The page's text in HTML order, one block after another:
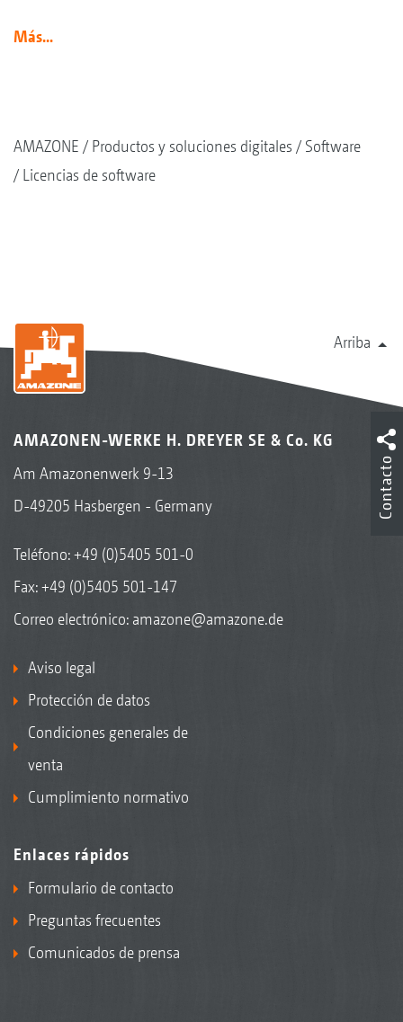
Más...
AMAZONE Productos y soluciones digitales
Software
Licencias de software
Arriba
AMAZONEN-WERKE H. DREYER SE & Co. KG
Am Amazonenwerk 9-13
D-49205 Hasbergen - Germany
Teléfono:+49 (0)5405 501-0
Fax: +49 (0)5405 501-147
Correo electrónico: amazone@amazone.de
Aviso legal
Protección de datos
Condiciones generales de
venta
Cumplimiento normativo
Enlaces rápidos
Formulario de contacto
Preguntas frecuentes
Comunicados de prensa
Contacto